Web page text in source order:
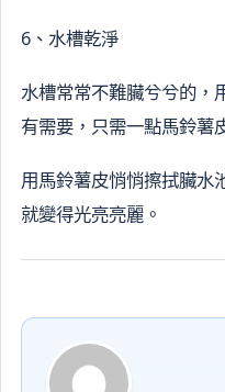
6、水槽乾淨
水槽常常不難臟兮兮的，
有需要，只需一點馬鈴薯
用馬鈴薯皮悄悄擦拭臟水
就變得光亮亮麗。